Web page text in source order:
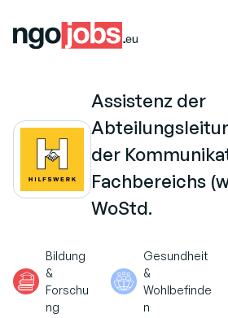
Assistenz der
der
Fachbereichs
WoStd.
Bildung
&
Forschu
ng
Gesundheit
&
Wohlbefinde
n